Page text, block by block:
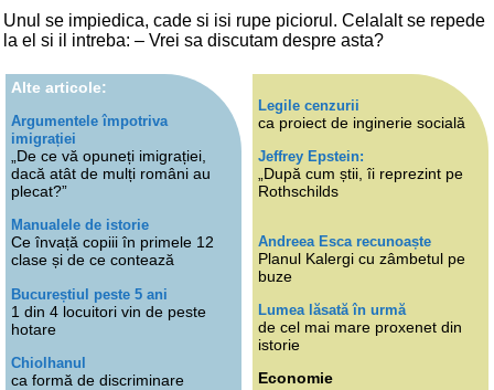
Unul se impiedica, cade si isi rupe piciorul. Celalalt se repede
la el si il intreba: – Vrei sa discutam despre asta?
Alte articole:
Argumentele împotriva
imigrației
„De ce vă opuneți imigrației,
dacă atât de mulți români au
plecat?”
Manualele de istorie
Ce învață copiii în primele 12
clase și de ce contează
Bucureștiul peste 5 ani
1 din 4 locuitori vin de peste
hotare
Chiolhanul
ca formă de discriminare
Legile cenzurii
ca proiect de inginerie socială
Jeffrey Epstein:
„După cum știi, îi reprezint pe
Rothschilds
Andreea Esca recunoaște
Planul Kalergi cu zâmbetul pe
buze
Lumea lăsată în urmă
de cel mai mare proxenet din
istorie
Economie